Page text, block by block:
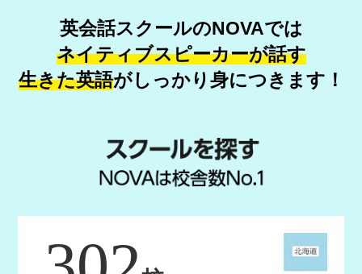
英会話スクールのNOVAでは
ネイティブスピーカーが話す
生きた英語がしっかり身につきます！